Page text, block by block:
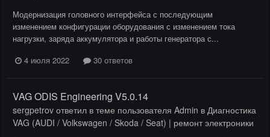
Модернизация головного интерфейса с последующим
изменением конфигурации оборудования с изменением тока
нагрузки, заряда аккумулятора и работы генератора с...
4 июля 2022
30 ответов
VAG ODIS Engineering V5.0.14
sergpetrov ответил в теме пользователя Admin в Диагностика
VAG (AUDI / Volkswagen / Skoda / Seat) | ремонт электроники